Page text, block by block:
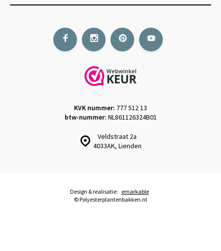
Veldstraat 2a
4033AK, Lienden
KVK nummer: 777 512 13
btw-nummer: NL861126324B01
© Polyesterplantenbakken.nl
Design & realisatie: emarkable